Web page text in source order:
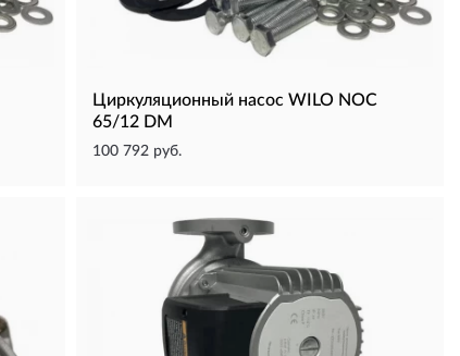
Циркуляционный насос WILO NOC
65/12 DM
100 792 руб.